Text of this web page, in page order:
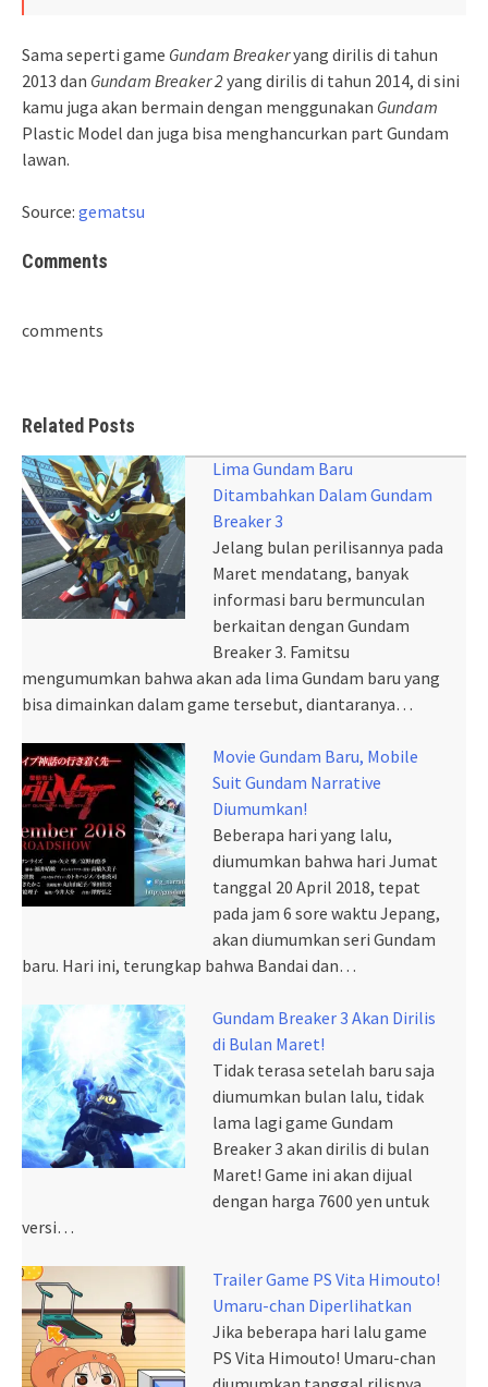
Sama seperti game Gundam Breakeryang dirilis di tahun
2013 dan Gundam Breaker 2yang dirilis di tahun 2014, di sini
kamu juga akan bermain dengan menggunakan Gundam
Plastic Model dan juga bisa menghancurkan part Gundam
lawan.
Source: gematsu
Comments
comments
Related Posts
Lima Gundam Baru
Ditambahkan Dalam Gundam
Breaker 3
Jelang bulan perilisannya pada
Maret mendatang, banyak
informasi baru bermunculan
berkaitan dengan Gundam
Breaker 3. Famitsu
mengumumkan bahwa akan ada lima Gundam baru yang
bisa dimainkan dalam game tersebut, diantaranya…
Movie Gundam Baru, Mobile
Suit Gundam Narrative
Diumumkan!
Beberapa hari yang lalu,
diumumkan bahwa hari Jumat
tanggal 20 April 2018, tepat
pada jam 6 sore waktu Jepang,
akan diumumkan seri Gundam
baru. Hari ini, terungkap bahwa Bandai dan…
Gundam Breaker 3 Akan Dirilis
di Bulan Maret!
Tidak terasa setelah baru saja
diumumkan bulan lalu, tidak
lama lagi game Gundam
Breaker 3 akan dirilis di bulan
Maret! Game ini akan dijual
dengan harga 7600 yen untuk
versi…
Trailer Game PS Vita Himouto!
Umaru-chan Diperlihatkan
Jika beberapa hari lalu game
PS Vita Himouto! Umaru-chan